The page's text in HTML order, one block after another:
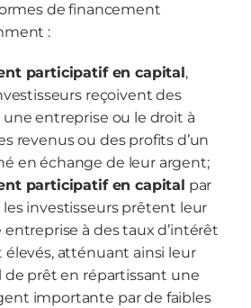
de financement
:
participatif en capital,
reçoivent des
une entreprise ou le droit à
revenus ou des profits d’un
en échange de leur argent;
participatif en capital par
investisseurs prêtent leur
à des taux d’intérêt
atténuant ainsi leur
de prêt en répartissant une
importante par de faibles